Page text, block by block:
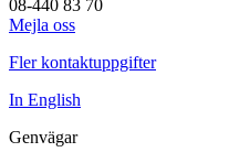
08-440 83 70
Mejla oss
Fler kontaktuppgifter
In English
Genvägar